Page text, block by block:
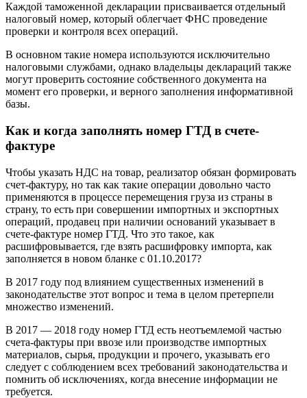
Каждой таможенной декларации присваивается отдельный
налоговый номер, который облегчает ФНС проведение
проверки и контроля всех операций.
В основном такие номера используются исключительно
налоговыми службами, однако владельцы деклараций также
могут проверить состояние собственного документа на
момент его проверки, и верного заполнения информативной
базы.
Как и когда заполнять номер ГТД в счете-
фактуре
Чтобы указать НДС на товар, реализатор обязан формировать
счет-фактуру, но так как такие операции довольно часто
применяются в процессе перемещения груза из страны в
страну, то есть при совершении импортных и экспортных
операций, продавец при наличии оснований указывает в
счете-фактуре номер ГТД. Что это такое, как
расшифровывается, где взять расшифровку импорта, как
заполняется в новом бланке с 01.10.2017?
В 2017 году под влиянием существенных изменений в
законодательстве этот вопрос и тема в целом претерпели
множество изменений.
В 2017 — 2018 году номер ГТД есть неотъемлемой частью
счета-фактуры при ввозе или производстве импортных
материалов, сырья, продукции и прочего, указывать его
следует с соблюдением всех требований законодательства и
помнить об исключениях, когда внесение информации не
требуется.